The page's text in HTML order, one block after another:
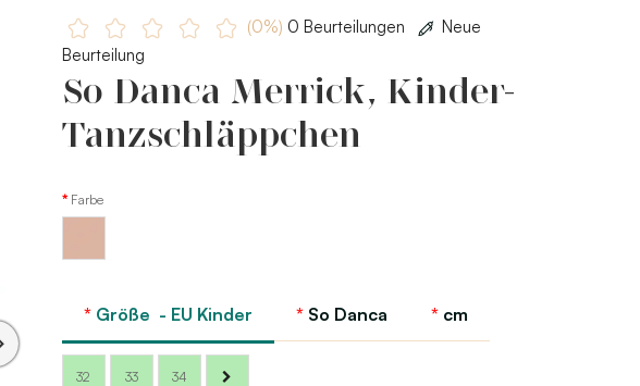
(0%) 0 Beurteilungen
Neue
Beurteilung
So Danca Merrick, Kinder-
Tanzschläppchen
Farbe
Größe - EU Kinder So Danca cm
32 33 34